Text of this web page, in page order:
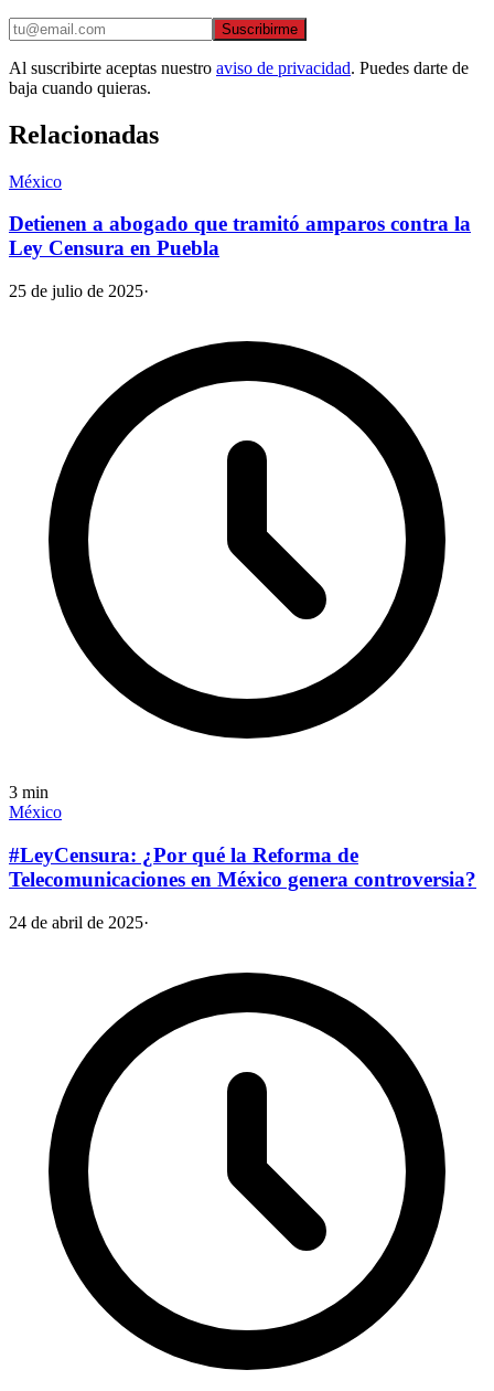
Suscribirme
Al suscribirte aceptas nuestro aviso de privacidad. Puedes darte de
baja cuando quieras.
Relacionadas
México
Detienen a abogado que tramitó amparos contra la
Ley Censura en Puebla
25 de julio de 2025·
3 min
México
#LeyCensura: ¿Por qué la Reforma de
Telecomunicaciones en México genera controversia?
24 de abril de 2025·